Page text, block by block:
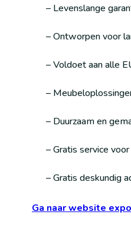
– Levenslange
– Ontworpen voor
– Voldoet aan alle
–
– Duurzaam en
– Gratis service
– Gratis deskundig
Ga naar website